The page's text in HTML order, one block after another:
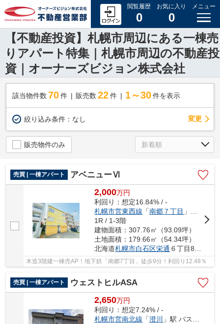
閲覧履歴
0
お気に入り
0
メニュー
【不動産投資】札幌市周辺にある一棟売
りアパート特集｜札幌市周辺の不動産投
資｜オーナーズビジョン株式会社
該当物件数 70件 販売数 22 件 1～30 件を表示
絞り込み条件： なし 変更
販売物件のみ
売買 | 一棟アパート アベニューⅥ
2,000万円
利回り：想定16.84% / -
札幌市営東西線 「南郷７丁目 」駅 徒歩9分
1R / 1-3階
建物面積：307.76㎡（93.09坪）
土地面積：179.66㎡（54.34坪）
北海道札幌市白石区栄通 ６丁目8-12
木造3階建一棟売AP！地下鉄「南郷7丁目」徒歩9分！利回り12.48％
売買 | 一棟アパート ウェストヒルASA
2,650万円
利回り：想定7.24% / -
札幌市営南北線 「澄川
」駅 バス8分 「西岡１条4丁目」 停歩3分